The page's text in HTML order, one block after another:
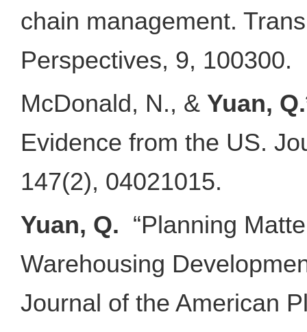
chain management.
Perspectives, 9, 100300.
McDonald, N., & Yuan,
Evidence from the US.
147(2), 04021015.
Yuan, Q. “Planning
Warehousing
Journal of the American